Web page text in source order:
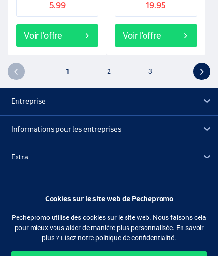
5.99
Voir l'offre
19.95
Voir l'offre
1 2 3
Entreprise
Informations pour les entreprises
Extra
Suivez-nous Facebook Instagram
Cookies sur le site web de Pechepromo
Pechepromo utilise des cookies sur le site web. Nous faisons cela
pour mieux vous aider de manière plus personnalisée. En savoir
plus ? Lisez notre politique de confidentialité.